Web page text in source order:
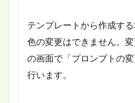
テンプレートから作成す
色の変更はできません。
の画面で「プロンプトの
行います。